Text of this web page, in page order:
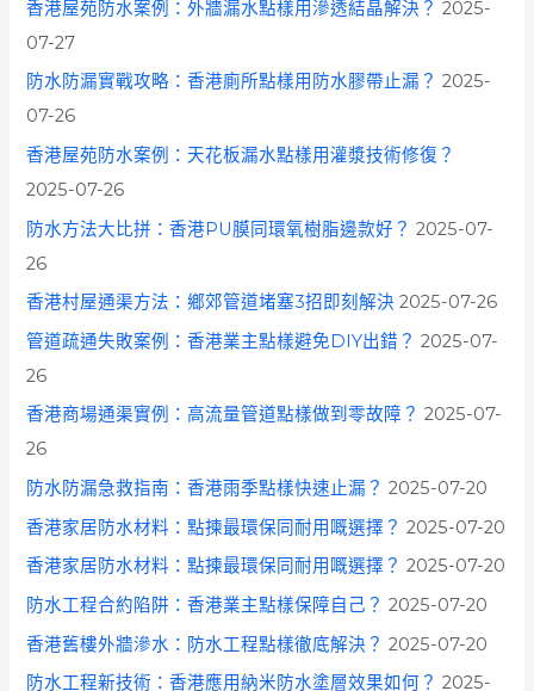
香港屋苑防水案例：外牆漏水點樣用滲透結晶解決？ 2025-
07-27
防水防漏實戰攻略：香港廁所點樣用防水膠帶止漏？ 2025-
07-26
香港屋苑防水案例：天花板漏水點樣用灌漿技術修復？
2025-07-26
防水方法大比拼：香港PU膜同環氧樹脂邊款好？ 2025-07-
26
香港村屋通渠方法：鄉郊管道堵塞3招即刻解決 2025-07-26
管道疏通失敗案例：香港業主點樣避免DIY出錯？ 2025-07-
26
香港商場通渠實例：高流量管道點樣做到零故障？ 2025-07-
26
防水防漏急救指南：香港雨季點樣快速止漏？ 2025-07-20
香港家居防水材料：點揀最環保同耐用嘅選擇？ 2025-07-20
香港家居防水材料：點揀最環保同耐用嘅選擇？ 2025-07-20
防水工程合約陷阱：香港業主點樣保障自己？ 2025-07-20
香港舊樓外牆滲水：防水工程點樣徹底解決？ 2025-07-20
防水工程新技術：香港應用納米防水塗層效果如何？ 2025-